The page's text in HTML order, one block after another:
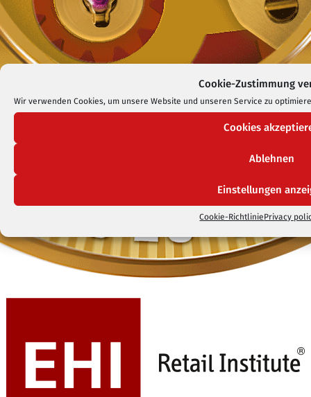
Cookie-Zustimmung
Wir verwenden Cookies, um unsere Website und unseren Service zu
Cookies
Ablehnen
Einstellungen
Cookie-RichtliniePrivacy